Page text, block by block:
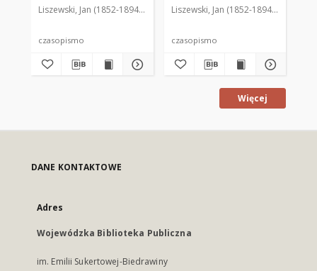
Liszewski, Jan (1852-1894). Red.
czasopismo
Liszewski, Jan (1852-1894). Red.
czasopismo
Więcej
DANE KONTAKTOWE
Adres
Wojewódzka Biblioteka Publiczna
im. Emilii Sukertowej-Biedrawiny